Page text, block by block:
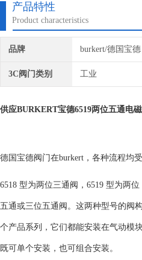
产品特性
Product characteristics
品牌 burkert/德国宝德
3C阀门类别 工业
供应BURKERT宝德6519两位五通电
德国宝德阀门在burkert，各种流程均
6518 型为两位三通阀，6519 型为两位
五通或三位五通阀。这两种型号的阀
个产品系列，它们都能安装在气动模块
既可单个安装，也可组合安装。